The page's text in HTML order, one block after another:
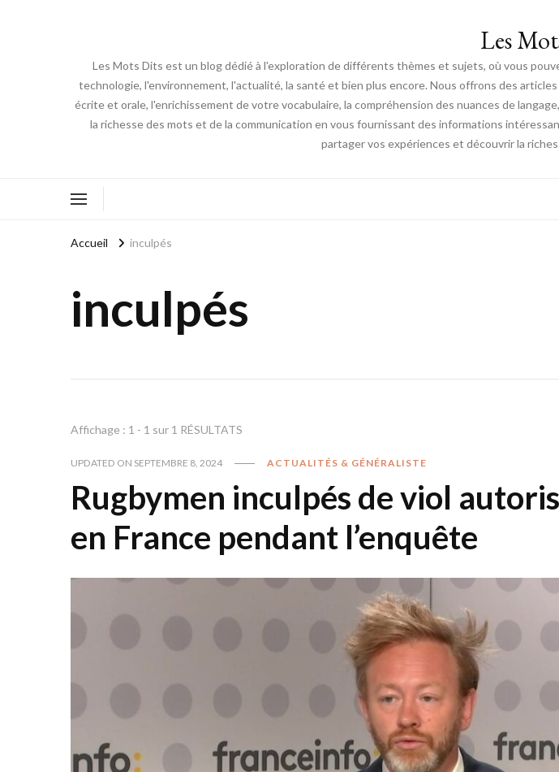
Les
Les Mots Dits est un blog dédié à l'exploration de différents thèmes et sujets, où vous
technologie, l'environnement, l'actualité, la santé et bien plus encore. Nous offrons des
écrite et orale, l'enrichissement de votre vocabulaire, la compréhension des nuances de
la richesse des mots et de la communication en vous fournissant des informations
partager vos expériences et découvrir la
Accueil inculpés
inculpés
Affichage : 1 - 1 sur 1 RÉSULTATS
UPDATED ON SEPTEMBRE 8, 2024 ACTUALITÉS & GÉNÉRALISTE
Rugbymen inculpés de viol
en France pendant l’enquête